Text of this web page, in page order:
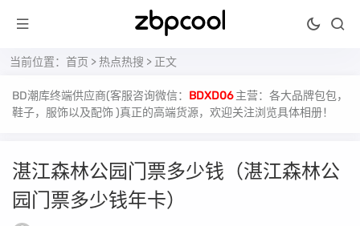
当前位置： 首页 >热点热搜 > 正文
BD潮库终端供应商(客服咨询微信： BDXD06 主营：各大品牌包包，
鞋子，服饰以及配饰 )真正的高端货源，欢迎关注浏览具体相册！
湛江森林公园门票多少钱（湛江森林公
园门票多少钱年卡）